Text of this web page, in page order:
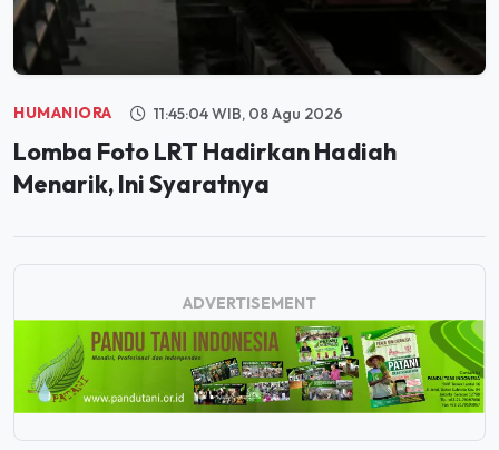
HUMANIORA 11:45:04 WIB, 08 Agu 2026
Lomba Foto LRT Hadirkan Hadiah
Menarik, Ini Syaratnya
ADVERTISEMENT